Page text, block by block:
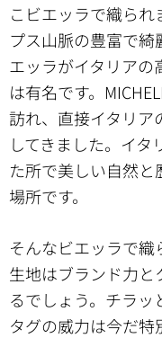
こビエッラで織ら
プス山脈の豊富で
エッラがイタリア
は有名です。
訪れ、直接イタリア
してきました。イ
た所で美しい自然
場所です。
そんなビエッラで
生地はブランド力と
るでしょう。チラ
タグの威力は今だ特